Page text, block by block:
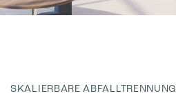
SKALIERBARE ABFALLTRENNUNG